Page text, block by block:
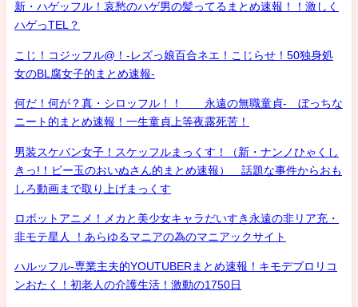
新・ハゲッフル！哀愁のハゲ男の髪ってるまとめ速報！！激しく
ハゲっTEL？
こじ！コジッフル@！-レズっ娘百合ネエ！こじらせ！50独身処
女のBL腐女子的まとめ速報-
何だ！何が？真・シロッフル！！ 永遠の無職童貞- ぼっちな
ニート的まとめ速報！一生童貞上等夜露死苦！
男装スケバン女子！スケッフルまっくす！（新・ナンノひゃくし
きっ!！ビー玉のおいぬさん的まとめ速報） 話題な事件からおも
しろ動画まで取り上げまっくす
ロボットアニメ！メカと美少女キャラだいすき永遠の非リア充・
非モテ星人 ！あらゆるマニアの為のマニアックサイト
ハルッフル-専業主夫的YOUTUBERまとめ速報！キモデブロリコ
ンおたく！初老人の介護生活！激動の1750日